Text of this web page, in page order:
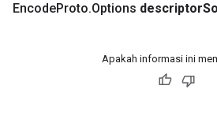
EncodeProto.Options descriptor
Apakah informasi ini